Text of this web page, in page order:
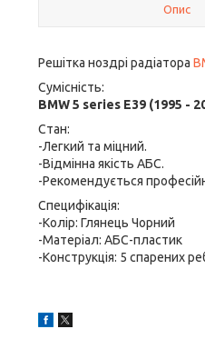
Опис
Решітка ноздрі радіатора
Сумісність:
BMW 5 series E39 (1995 -
Стан:
-Легкий та міцний.
-Відмінна якість АБС.
-Рекомендується
Специфікація:
-Колір: Глянець Чорний
-Матеріал: АБС-пластик
-Конструкція: 5 спарених